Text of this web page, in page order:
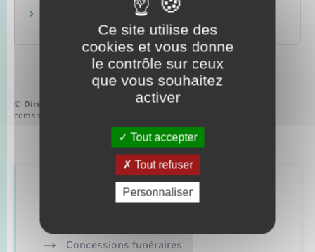
Un ressortissant européen salarié en France a-
t-il les mêmes droits qu'un salarié français ?
© Direction de l’information légale et administrative
comarquage developpé par
Retrouvez aussi
Concessions funéraires
Ce site utilise des
cookies et vous donne
le contrôle sur ceux
que vous souhaitez
activer
Tout accepter
Tout refuser
Personnaliser